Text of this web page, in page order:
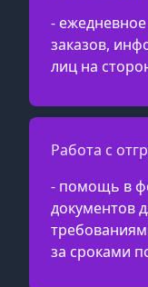
-
заказов,
лиц на
Работа с
- помощь в
документов
за сроками